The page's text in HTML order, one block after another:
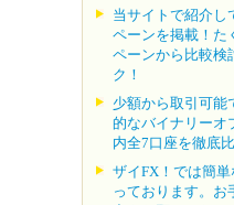
当サイトで紹介し
ペーンを掲載！た
ペーンから比較検
ク！
少額から取引可能
的なバイナリーオ
内全7口座を徹底比
ザイFX！では簡
っております。お